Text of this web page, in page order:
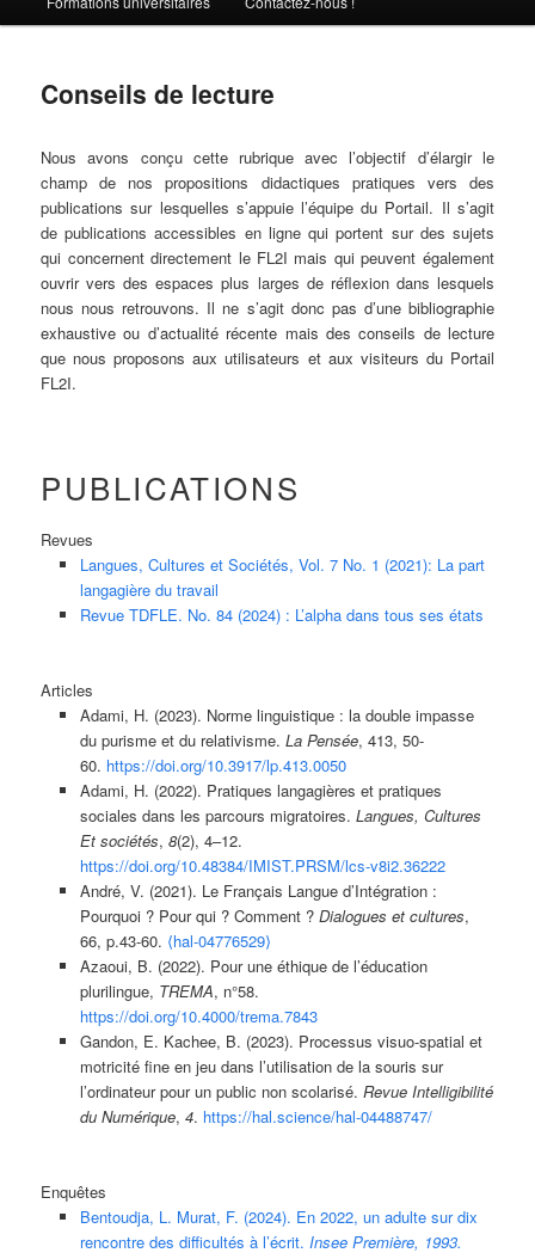
Conseils de lecture
Nous avons conçu cette rubrique avec l’objectif d’élargir le
champ de nos propositions didactiques pratiques vers des
publications sur lesquelles s’appuie l’équipe du Portail. Il s’agit
de publications accessibles en ligne qui portent sur des sujets
qui concernent directement le FL2I mais qui peuvent également
ouvrir vers des espaces plus larges de réflexion dans lesquels
nous nous retrouvons. Il ne s’agit donc pas d’une bibliographie
exhaustive ou d’actualité récente mais des conseils de lecture
que nous proposons aux utilisateurs et aux visiteurs du Portail
FL2I.
PUBLICATIONS
Revues
Langues, Cultures et Sociétés, Vol. 7 No. 1 (2021): La part
langagière du travail
Revue TDFLE. No. 84 (2024) : L’alpha dans tous ses états
Articles
Adami, H. (2023). Norme linguistique : la double impasse
du purisme et du relativisme. La Pensée, 413, 50-
60. https://doi.org/10.3917/lp.413.0050
Adami, H. (2022). Pratiques langagières et pratiques
sociales dans les parcours migratoires. Langues, Cultures
Et sociétés, 8(2), 4–12.
https://doi.org/10.48384/IMIST.PRSM/lcs-v8i2.36222
André, V. (2021). Le Français Langue d’Intégration :
Pourquoi ? Pour qui ? Comment ? Dialogues et cultures,
66, p.43-60. ⟨hal-04776529⟩
Azaoui, B. (2022). Pour une éthique de l’éducation
plurilingue, TREMA, n°58.
https://doi.org/10.4000/trema.7843
Gandon, E. Kachee, B. (2023). Processus visuo-spatial et
motricité fine en jeu dans l’utilisation de la souris sur
l’ordinateur pour un public non scolarisé. Revue Intelligibilité
du Numérique, 4. https://hal.science/hal-04488747/
Enquêtes
Bentoudja, L. Murat, F. (2024). En 2022, un adulte sur dix
rencontre des difficultés à l’écrit. Insee Première, 1993.